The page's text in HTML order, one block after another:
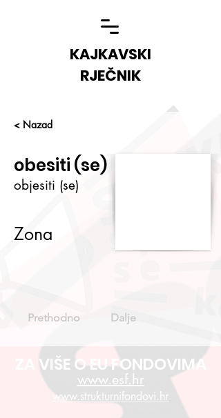
KAJKAVSKI
RJEČNIK
< Nazad
obesiti (se)
objesiti (se)
Zona
Prethodno Dalje
ZA VIŠE O EU FONDOVIMA
www.esf.hr
www.strukturnifondovi.hr